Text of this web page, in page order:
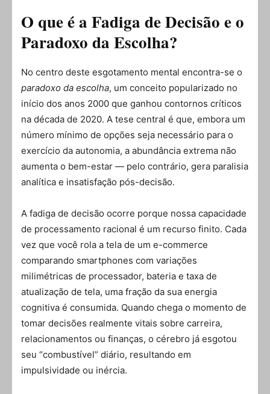
O que é a Fadiga de Decisão e o
Paradoxo da Escolha?
No centro deste esgotamento mental encontra-se o
paradoxo da escolha, um conceito popularizado no
início dos anos 2000 que ganhou contornos críticos
na década de 2020. A tese central é que, embora um
número mínimo de opções seja necessário para o
exercício da autonomia, a abundância extrema não
aumenta o bem-estar — pelo contrário, gera paralisia
analítica e insatisfação pós-decisão.
A fadiga de decisão ocorre porque nossa capacidade
de processamento racional é um recurso finito. Cada
vez que você rola a tela de um e-commerce
comparando smartphones com variações
milimétricas de processador, bateria e taxa de
atualização de tela, uma fração da sua energia
cognitiva é consumida. Quando chega o momento de
tomar decisões realmente vitais sobre carreira,
relacionamentos ou finanças, o cérebro já esgotou
seu “combustível” diário, resultando em
impulsividade ou inércia.